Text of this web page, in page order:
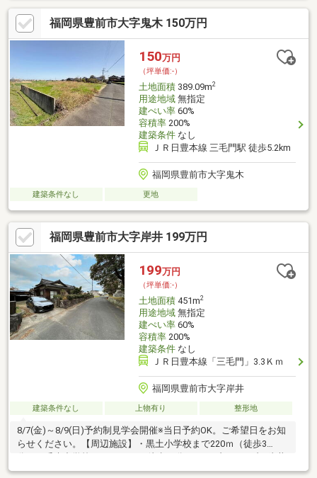
福岡県豊前市大字鬼木 150万円
150万円
（坪単価:-）
土地面積389.09m2
用途地域無指定
建ぺい率60%
容積率200%
建築条件なし
ＪＲ日豊本線 三毛門駅 徒歩5.2km
福岡県豊前市大字鬼木
建築条件なし 更地
福岡県豊前市大字岸井 199万円
199万円
（坪単価:-）
土地面積451m2
用途地域無指定
建ぺい率60%
容積率200%
建築条件なし
ＪＲ日豊本線「三毛門」3.3Ｋｍ
福岡県豊前市大字岸井
建築条件なし 上物有り 整形地
8/7(金)～8/9(日)予約制見学会開催※当日予約OK。ご希望日をお知
らせください。【周辺施設】・黒土小学校まで220ｍ（徒歩3
店様450ｍ（徒歩6分）・ゆめマート豊前店様400ｍ（徒歩5分）